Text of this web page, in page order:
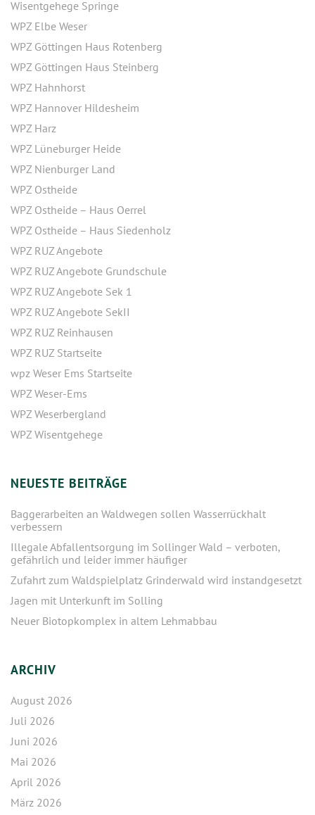
Wisentgehege Springe
WPZ Elbe Weser
WPZ Göttingen Haus Rotenberg
WPZ Göttingen Haus Steinberg
WPZ Hahnhorst
WPZ Hannover Hildesheim
WPZ Harz
WPZ Lüneburger Heide
WPZ Nienburger Land
WPZ Ostheide
WPZ Ostheide – Haus Oerrel
WPZ Ostheide – Haus Siedenholz
WPZ RUZ Angebote
WPZ RUZ Angebote Grundschule
WPZ RUZ Angebote Sek 1
WPZ RUZ Angebote SekII
WPZ RUZ Reinhausen
WPZ RUZ Startseite
wpz Weser Ems Startseite
WPZ Weser-Ems
WPZ Weserbergland
WPZ Wisentgehege
NEUESTE BEITRÄGE
Baggerarbeiten an Waldwegen sollen Wasserrückhalt
verbessern
Illegale Abfallentsorgung im Sollinger Wald – verboten,
gefährlich und leider immer häufiger
Zufahrt zum Waldspielplatz Grinderwald wird instandgesetzt
Jagen mit Unterkunft im Solling
Neuer Biotopkomplex in altem Lehmabbau
ARCHIV
August 2026
Juli 2026
Juni 2026
Mai 2026
April 2026
März 2026